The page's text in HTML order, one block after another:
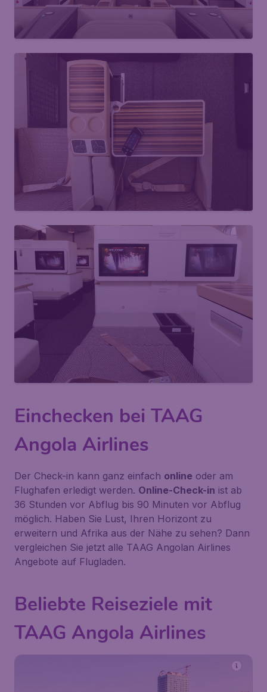
Einchecken bei TAAG
Angola Airlines
Der Check-in kann ganz einfach online oder am
Flughafen erledigt werden. Online-Check-in ist ab
36 Stunden vor Abflug bis 90 Minuten vor Abflug
möglich. Haben Sie Lust, Ihren Horizont zu
erweitern und Afrika aus der Nähe zu sehen? Dann
vergleichen Sie jetzt alle TAAG Angolan Airlines
Angebote auf Flugladen.
Beliebte Reiseziele mit
TAAG Angola Airlines